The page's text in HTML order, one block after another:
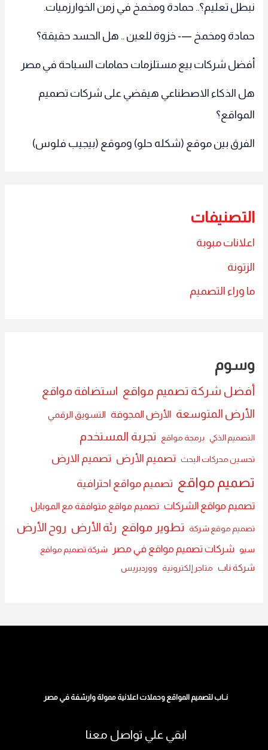
نبطل تعليم؟.. حمادة ومخمخ في زمن الخوارزميات.
حمادة ومخمخ —- خزوة للعين .. هل الحسد حقيقة؟
أفضل شركات بيع مستلزمات حمامات السباحة في مصر
هل الذكاء الاصطناعي هيقضي على شركات تصميم
المواقع؟
الفرق بين موقع (شكله حلو) وموقع (بيجيب فلوس)
التصنيفات
اعلانات مبوبة
الزتونة
ما وراء التصميم
وسوم
أفضل شركة تصميم مواقع استضافة مواقع
الأرض المتوسعة الأرض المجوفة التسويق الرقمي
التصميم الذكي برمجة مواقع تجربة المستخدم
تحسين محركات البحث تصميم الأرض تصميم الارض
تصميم مواقع تصميم مواقع احترافية
تصميم مواقع الشركات تصميم مواقع متوافقة مع الموبايل
تصميم موقع شركة تطوير مواقع رئة الأرض روح الأرض
سيو شركات تصميم مواقع في مصر شركة تصميم مواقع
شركة ناب متاجر إلكترونية ووردبريس
نــاب لتصميم المواقع وحملات اعلانية ممولة وارشفة في مصر
ابقي علي تواصل معنا